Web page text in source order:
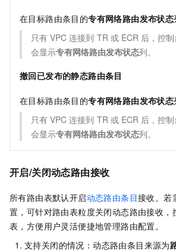
在目标路由条目的专有网络路由发布状态
只有 VPC 连接到 TR 或 ECR 后，控
会显示专有网络路由发布状态列。
撤回已发布的静态路由条目
在目标路由条目的专有网络路由发布状态
只有 VPC 连接到 TR 或 ECR 后，控
会显示专有网络路由发布状态列。
开启/关闭动态路由接收
所有路由表默认开启动态路由条目接收。若
置，可针对路由表粒度关闭动态路由接收，
表，方便用户灵活便捷地管理路由配置。
支持关闭的情况：动态路由条目来源为